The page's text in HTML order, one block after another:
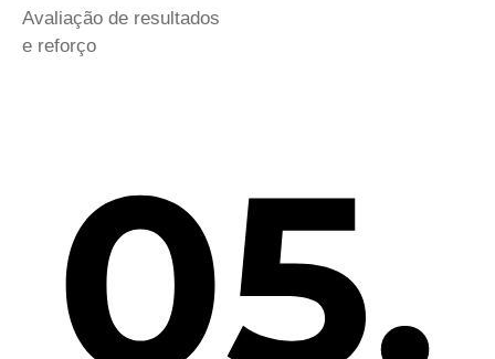
Avaliação de resultados
e reforço